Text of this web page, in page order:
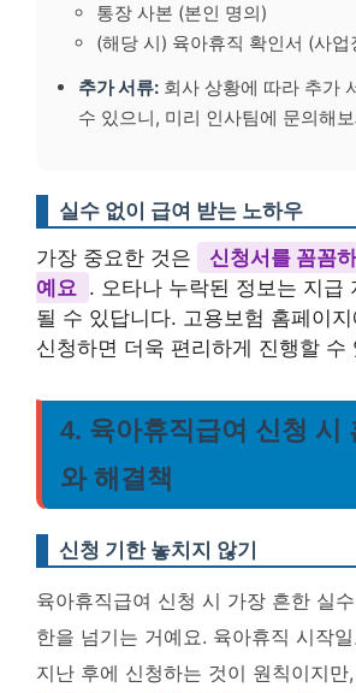
통장 사본 (본인 명의)
(해당 시) 육아휴직 확인서 (사업
추가 서류: 회사 상황에 따라 추가
수 있으니, 미리 인사팀에 문의해
실수 없이 급여 받는 노하우
가장 중요한 것은
신청서를 꼼꼼
예요 . 오타나 누락된 정보는 지급
될 수 있답니다. 고용보험 홈페이
신청하면 더욱 편리하게 진행할 수
4. 육아휴직급여 신청 시
와 해결책
신청 기한 놓치지 않기
육아휴직급여 신청 시 가장 흔한 실
한을 넘기는 거예요. 육아휴직 시작
지난 후에 신청하는 것이 원칙이지만,